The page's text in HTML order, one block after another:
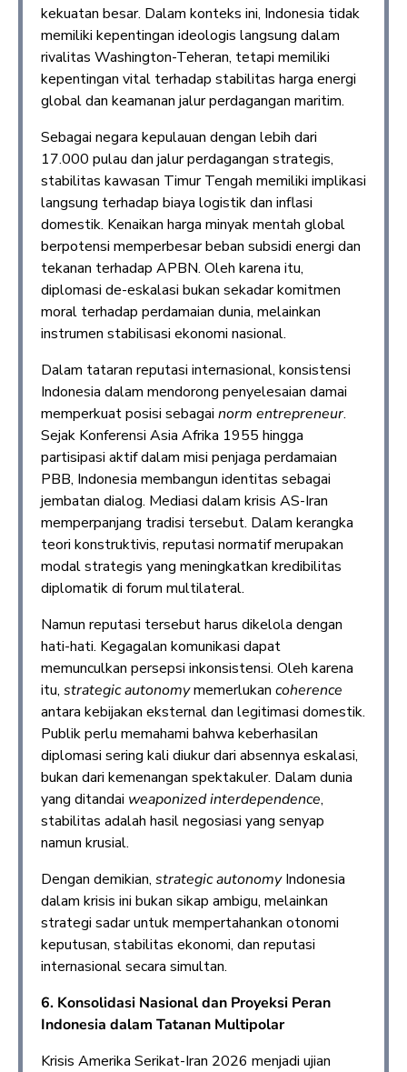
kekuatan besar. Dalam konteks ini, Indonesia tidak
memiliki kepentingan ideologis langsung dalam
rivalitas Washington-Teheran, tetapi memiliki
kepentingan vital terhadap stabilitas harga energi
global dan keamanan jalur perdagangan maritim.
Sebagai negara kepulauan dengan lebih dari
17.000 pulau dan jalur perdagangan strategis,
stabilitas kawasan Timur Tengah memiliki implikasi
langsung terhadap biaya logistik dan inflasi
domestik. Kenaikan harga minyak mentah global
berpotensi memperbesar beban subsidi energi dan
tekanan terhadap APBN. Oleh karena itu,
diplomasi de-eskalasi bukan sekadar komitmen
moral terhadap perdamaian dunia, melainkan
instrumen stabilisasi ekonomi nasional.
Dalam tataran reputasi internasional, konsistensi
Indonesia dalam mendorong penyelesaian damai
memperkuat posisi sebagai norm entrepreneur.
Sejak Konferensi Asia Afrika 1955 hingga
partisipasi aktif dalam misi penjaga perdamaian
PBB, Indonesia membangun identitas sebagai
jembatan dialog. Mediasi dalam krisis AS-Iran
memperpanjang tradisi tersebut. Dalam kerangka
teori konstruktivis, reputasi normatif merupakan
modal strategis yang meningkatkan kredibilitas
diplomatik di forum multilateral.
Namun reputasi tersebut harus dikelola dengan
hati-hati. Kegagalan komunikasi dapat
memunculkan persepsi inkonsistensi. Oleh karena
itu, strategic autonomymemerlukan coherence
antara kebijakan eksternal dan legitimasi domestik.
Publik perlu memahami bahwa keberhasilan
diplomasi sering kali diukur dari absennya eskalasi,
bukan dari kemenangan spektakuler. Dalam dunia
yang ditandai weaponized interdependence,
stabilitas adalah hasil negosiasi yang senyap
namun krusial.
Dengan demikian, strategic autonomyIndonesia
dalam krisis ini bukan sikap ambigu, melainkan
strategi sadar untuk mempertahankan otonomi
keputusan, stabilitas ekonomi, dan reputasi
internasional secara simultan.
6. Konsolidasi Nasional dan Proyeksi Peran
Indonesia dalam Tatanan Multipolar
Krisis Amerika Serikat-Iran 2026 menjadi ujian